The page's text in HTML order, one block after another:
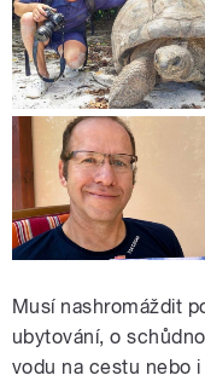
Musí nashromáždit
ubytování, o
vodu na cestu nebo